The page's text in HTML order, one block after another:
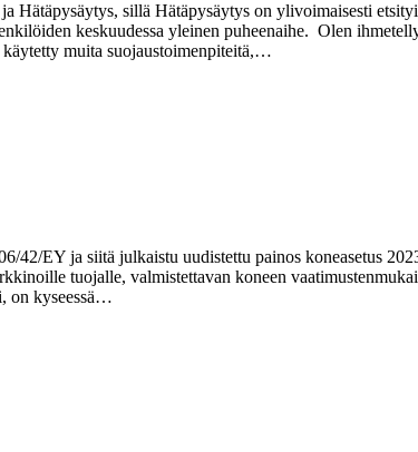
sillä Hätäpysäytys on ylivoimaisesti
keskuudessa yleinen puheenaihe. Olen
muita suojaustoimenpiteitä,…
EY ja siitä julkaistu uudistettu painos koneasetus
tuojalle, valmistettavan koneen
on kyseessä…